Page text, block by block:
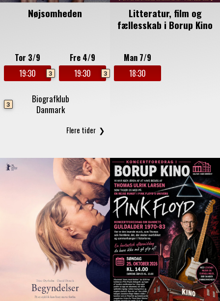
Nøjsomheden
Tor 3/9
19:30
3
Fre 4/9
19:30
3
3
Biografklub
Danmark
Litteratur, film og
fællesskab i Borup Kino
Man 7/9
18:30